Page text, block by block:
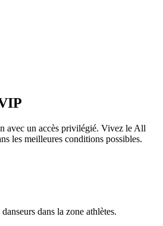
avec un accès privilégié. Vivez le All
les meilleures conditions possibles.
dans la zone athlètes.